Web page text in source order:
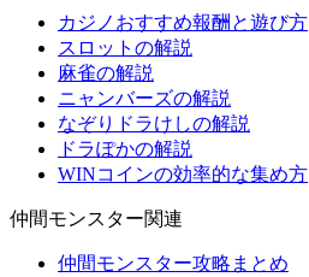
カジノおすすめ報酬と遊び方
スロットの解説
麻雀の解説
ニャンバーズの解説
なぞりドラけしの解説
ドラぽかの解説
WINコインの効率的な集め方
仲間モンスター関連
仲間モンスター攻略まとめ